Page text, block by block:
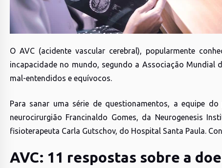
O AVC (acidente vascular cerebral), popularmente
incapacidade no mundo, segundo a Associação Mundial
mal-entendidos e equívocos.
Para sanar uma série de questionamentos, a equipe
neurocirurgião Francinaldo Gomes, da Neurogenesis
fisioterapeuta Carla Gutschov, do Hospital Santa Paula.
AVC: 11 respostas sobre a